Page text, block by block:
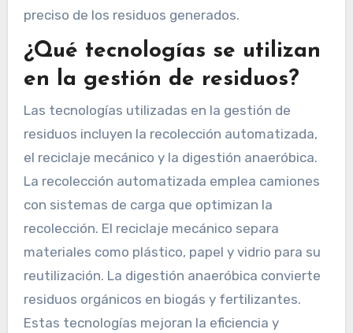
preciso de los residuos generados.
¿Qué tecnologías se utilizan
en la gestión de residuos?
Las tecnologías utilizadas en la gestión de
residuos incluyen la recolección automatizada,
el reciclaje mecánico y la digestión anaeróbica.
La recolección automatizada emplea camiones
con sistemas de carga que optimizan la
recolección. El reciclaje mecánico separa
materiales como plástico, papel y vidrio para su
reutilización. La digestión anaeróbica convierte
residuos orgánicos en biogás y fertilizantes.
Estas tecnologías mejoran la eficiencia y